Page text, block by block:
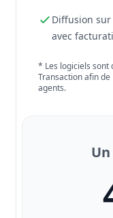
Diffusion
avec
* Les logiciels sont
Transaction afin
agents.